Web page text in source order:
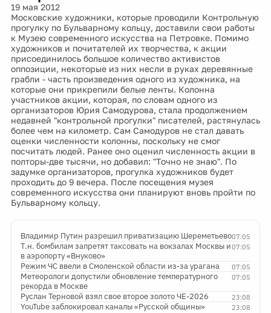
19 мая 2012
Московские художники, которые проводили Контрольную
прогулку по Бульварному кольцу, доставили свои работы
к Музею современного искусства на Петровке. Помимо
художников и почитателей их творчества, к акции
присоединилось большое количество активистов
оппозиции, некоторые из них несли в руках деревянные
грабли - часть произведения одного из художника, на
которые они прикрепили белые ленты. Колонна
участников акции, которая, по словам одного из
организаторов Юрия Самодурова, стала продолжением
недавней "контрольной прогулки" писателей, растянулась
более чем на километр. Сам Самодуров не стал давать
оценки численности колонны, поскольку не смог
посчитать людей. Ранее оно оценил численность акции в
полторы-две тысячи, но добавил: "Точно не знаю". По
задумке организаторов, прогулка художников будет
проходить до 9 вечера. После посещения музея
современного искусства они планируют вновь пройти по
Бульварному кольцу.
07:05
Владимир Путин разрешил приватизацию Шереметьево
07:05
Т.н. бомбилам запретят таксовать на вокзалах Москвы и
в аэропорту «Внуково»
07:05
Режим ЧС ввели в Смоленской области из-за урагана
07:05
Метеорологи допустили обновление температурного
рекорда в Москве
23:08
Руслан Терновой взял свое второе золото ЧЕ-2026
23:08
YouTube заблокировал каналы «Русской общины»